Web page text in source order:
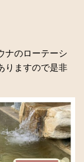
ナのローテーシ
りますので是非